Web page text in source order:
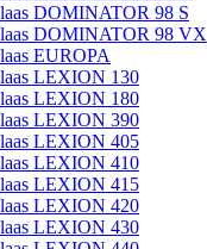
DOMINATOR 98 S
DOMINATOR 98 VX
EUROPA
LEXION 130
LEXION 180
LEXION 390
LEXION 405
LEXION 410
LEXION 415
LEXION 420
LEXION 430